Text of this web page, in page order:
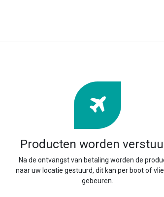
Producten worden
Na de ontvangst van betaling worden de
naar uw locatie gestuurd, dit kan per boot of
gebeuren.